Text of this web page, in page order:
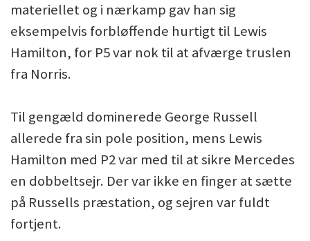
materiellet og i nærkamp gav han sig
eksempelvis forbløffende hurtigt til Lewis
Hamilton, for P5 var nok til at afværge truslen
fra Norris.
Til gengæld dominerede George Russell
allerede fra sin pole position, mens Lewis
Hamilton med P2 var med til at sikre Mercedes
en dobbeltsejr. Der var ikke en finger at sætte
på Russells præstation, og sejren var fuldt
fortjent.